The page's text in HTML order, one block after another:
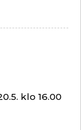
klo 16.00